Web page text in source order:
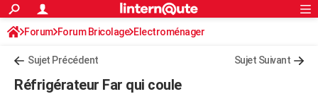
ACTUALITÉS
Politique
Société
Faits Divers
Education
Monde
Villes
+
S'inscrire
Connexion
Forum Forum Bricolage Electroménager
Sujet Précédent Sujet Suivant
Réfrigérateur Far qui coule